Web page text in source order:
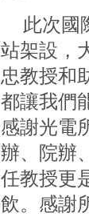
此次國
站架設，
忠教授和
都讓我們
感謝光電
辦、院辦
任教授更
飲。感謝